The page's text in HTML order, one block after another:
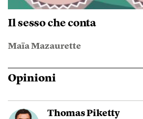
Il sesso che conta
Maïa Mazaurette
Opinioni
Thomas Piketty